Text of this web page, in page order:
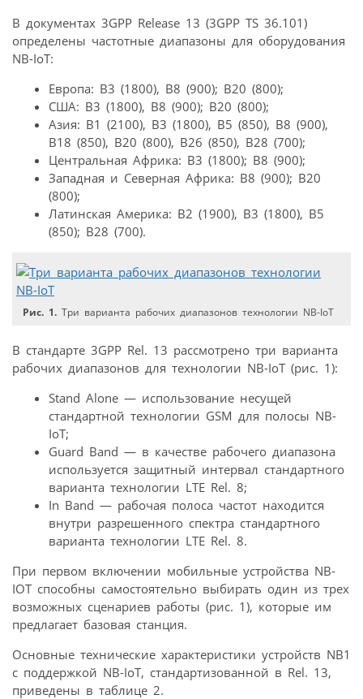
В документах 3GPP Release 13 (3GPP TS 36.101)
определены частотные диапазоны для оборудования
NB-IoT:
Европа: B3 (1800), B8 (900); B20 (800);
США: B3 (1800), B8 (900); B20 (800);
Азия: B1 (2100), B3 (1800), B5 (850), B8 (900),
B18 (850), B20 (800), B26 (850), B28 (700);
Центральная Африка: B3 (1800); B8 (900);
Западная и Северная Африка: B8 (900); B20
(800);
Латинская Америка: B2 (1900), B3 (1800), B5
(850); B28 (700).
Рис. 1. Три варианта рабочих диапазонов технологии NB-IoT
В стандарте 3GPP Rel. 13 рассмотрено три варианта
рабочих диапазонов для технологии NB-IoT (рис. 1):
Stand Alone — использование несущей
стандартной технологии GSM для полосы NB-
IoT;
Guard Band — в качестве рабочего диапазона
используется защитный интервал стандартного
варианта технологии LTE Rel. 8;
In Band — рабочая полоса частот находится
внутри разрешенного спектра стандартного
варианта технологии LTE Rel. 8.
При первом включении мобильные устройства NB-
IOT способны самостоятельно выбирать один из трех
возможных сценариев работы (рис. 1), которые им
предлагает базовая станция.
Основные технические характеристики устройств NB1
c поддержкой NB-IoT, стандартизованной в Rel. 13,
приведены в таблице 2.